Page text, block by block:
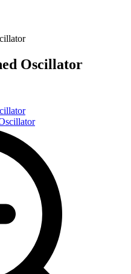
Oscillator